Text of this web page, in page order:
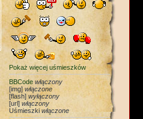
Pokaż więcej uśmieszków
BBCode włączony
[img]włączone
[flash] wyłączony
[url] włączony
Uśmieszkiwłączone